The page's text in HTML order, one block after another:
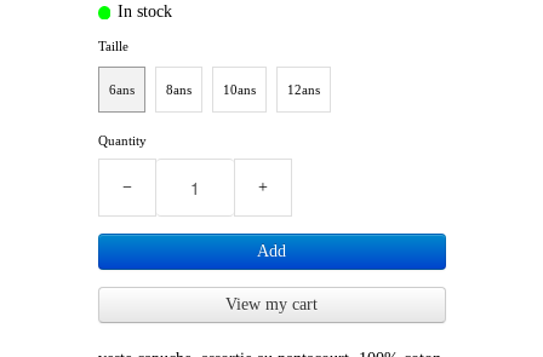
In stock
Taille
6ans 8ans 10ans 12ans
Quantity
− +
Add
View my cart